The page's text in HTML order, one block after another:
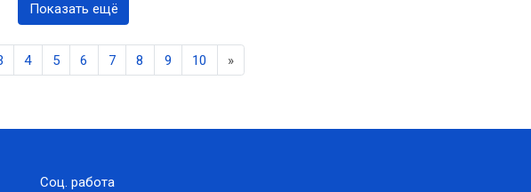
Показать ещё
4 5 6 7 8 9 10 »Next
Соц. работа